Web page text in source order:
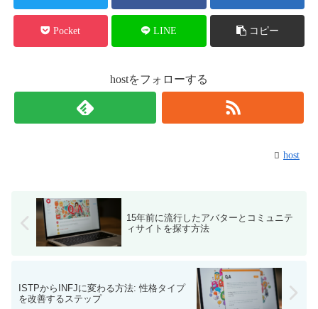
Pocket LINE コピー
hostをフォローする
host
15年前に流行したアバターとコミュニテ
ィサイトを探す方法
ISTPからINFJに変わる方法: 性格タイプ
を改善するステップ